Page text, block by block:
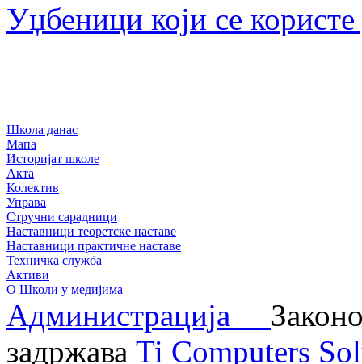
Уџбеници који се
Школа данас
Мапа
Историјат школе
Акта
Колектив
Управа
Стручни сарадници
Наставници теоретске наставе
Наставници практичне наставе
Техничка служба
Активи
О Школи у медијима
Администрација
задржава Ti Computers